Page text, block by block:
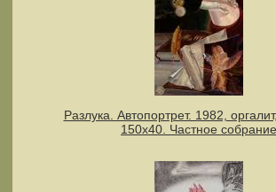
Разлука. Автопортрет. 1982,
150х40. Частное собрание